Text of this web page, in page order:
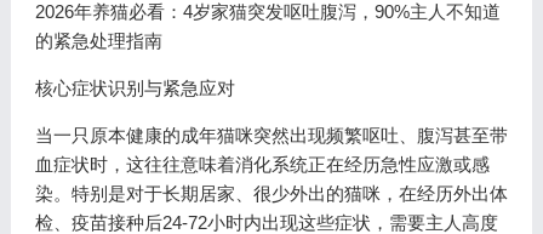
2026年养猫必看：4岁家猫突发呕吐腹泻，90%主人不知道
的紧急处理指南
核心症状识别与紧急应对
当一只原本健康的成年猫咪突然出现频繁呕吐、腹泻甚至带
血症状时，这往往意味着消化系统正在经历急性应激或感
染。特别是对于长期居家、很少外出的猫咪，在经历外出体
检、疫苗接种后24-72小时内出现这些症状，需要主人高度